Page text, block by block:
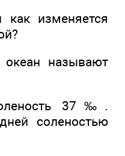
изменяется
называют
37‰.
соленостью